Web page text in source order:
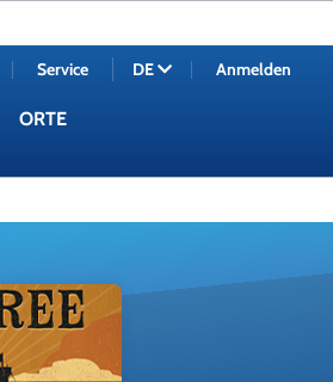
ORTE
Service DE Anmelden